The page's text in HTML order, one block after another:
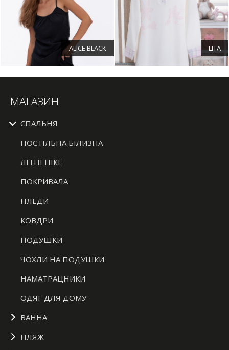
ALICE BLACK LITA
МАГАЗИН
СПАЛЬНЯ
ПОСТІЛЬНА БІЛИЗНА
ЛІТНІ ПІКЕ
ПОКРИВАЛА
ПЛЕДИ
КОВДРИ
ПОДУШКИ
ЧОХЛИ НА ПОДУШКИ
НАМАТРАЦНИКИ
ОДЯГ ДЛЯ ДОМУ
ВАННА
ПЛЯЖ